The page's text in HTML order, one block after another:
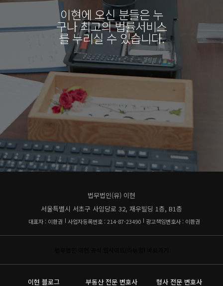
이현에 오신 분들은 누
구나 최고의 법률서비스
를 누리실 수 있습니다.
법무법인(유) 이현
서울특별시 서초구 사임당로 32, 재우빌딩 1층, B1층
대표자 : 이환권 사업자등록번호 : 214-87-23490 광고책임변호사 : 이환권
이현 블로그 부동산 전문 변호사 형사 전문 변호사